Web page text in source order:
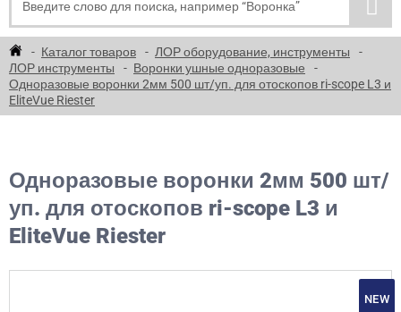
Каталог товаров
ЛОР оборудование, инструменты
ЛОР инструменты
Воронки ушные одноразовые
Одноразовые воронки 2мм 500 шт/уп. для отоскопов ri-scope L3 и
EliteVue Riester
Одноразовые воронки 2мм 500 шт/
уп. для отоскопов ri-scope L3 и
EliteVue Riester
NEW